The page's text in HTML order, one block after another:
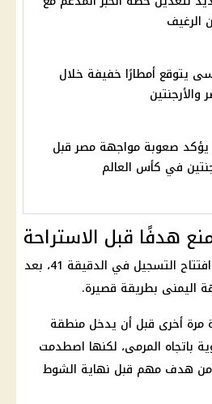
الرغيف
يتوقع أمطارًا خفيفة خلال
والأرجنتين
يؤكد صعوبة مواجهة مصر قبل
في كأس العالم
هدفًا قبل الاستراحة
اقترب منتخب البرتغال من افتتاح التسجيل في الدقيقة 41، بعد
اليمنى بطريقة قصيرة.
مرة أخرى قبل أن يدخل منطقة
باتجاه المرمى، لكنها اصطدمت
من هدف مهم قبل نهاية الشوط